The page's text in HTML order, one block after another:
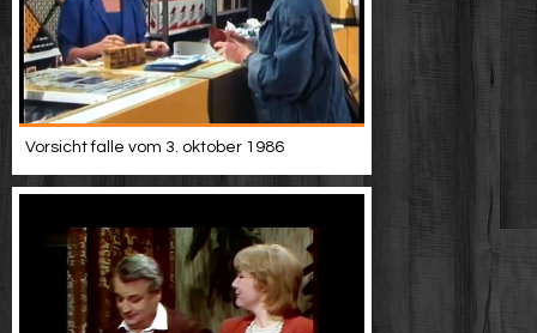
Vorsicht falle vom 3. oktober 1986